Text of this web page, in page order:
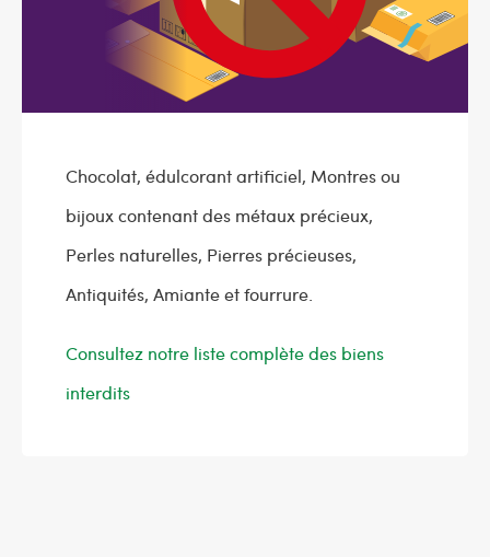
Chocolat, édulcorant artificiel, Montres ou
bijoux contenant des métaux précieux,
Perles naturelles, Pierres précieuses,
Antiquités, Amiante et fourrure.
Consultez notre liste complète des biens
interdits